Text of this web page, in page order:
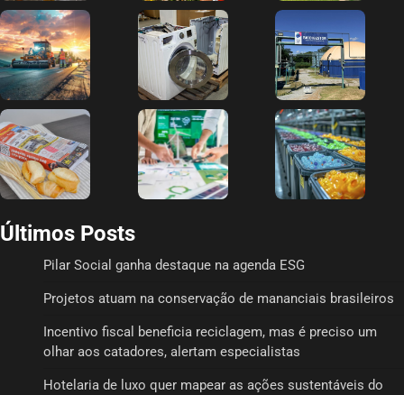
Últimos Posts
Pilar Social ganha destaque na agenda ESG
Projetos atuam na conservação de mananciais brasileiros
Incentivo fiscal beneficia reciclagem, mas é preciso um
olhar aos catadores, alertam especialistas
Hotelaria de luxo quer mapear as ações sustentáveis do